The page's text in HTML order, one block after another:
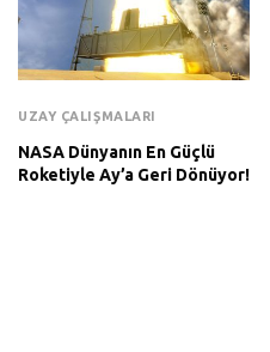
UZAY ÇALIŞMALARI
NASA Dünyanın En Güçlü
Roketiyle Ay’a Geri Dönüyor!